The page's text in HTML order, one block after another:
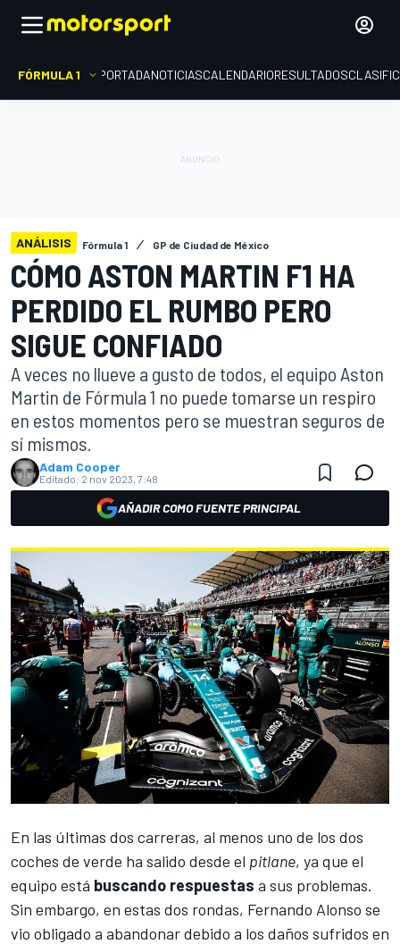
FÓRMULA 1 PORTADANOTICIASCALENDARIORESULTADOS
ANÁLISIS Fórmula 1 GP de Ciudad de México
CÓMO ASTON MARTIN F1 HA
PERDIDO EL RUMBO PERO
SIGUE CONFIADO
A veces no llueve a gusto de todos, el equipo Aston
Martin de Fórmula 1 no puede tomarse un respiro
en estos momentos pero se muestran seguros de
sí mismos.
Adam Cooper
Editado: 2 nov 2023, 7:48
AÑADIR COMO FUENTE PRINCIPAL
En las últimas dos carreras, al menos uno de los dos
coches de verde ha salido desde el pitlane, ya que el
equipo está buscando respuestas a sus problemas.
Sin embargo, en estas dos rondas, Fernando Alonso se
vio obligado a abandonar debido a los daños sufridos en